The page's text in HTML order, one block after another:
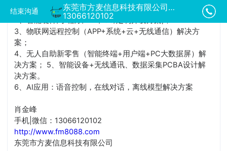
结束沟通
东莞市方麦信息科技有限公司正在为您服务
13066120102
1、共享经济模式（共享租赁）系统整套解决方案；
2、智能硬件/小程序/APP/IOS/定制开发方案;；
3、物联网远程控制（APP+系统+云+无线通信）解决方
案；
4、无人自助新零售（智能终端+用户端+PC大数据屏）解
决方案； 5、智能设备+无线通讯、数据采集PCBA设计解
决方案。
6、AI应用：语音控制，在线对话，离线模型解决方案
肖金峰
手机|微信：13066120102
http://www.fm8088.com
东莞市方麦信息科技有限公司